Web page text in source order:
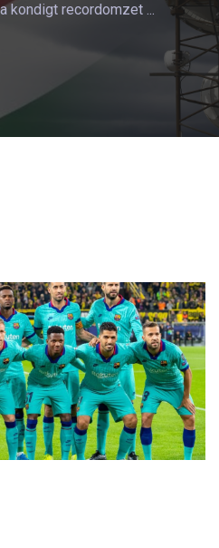
kondigt recordomzet ...